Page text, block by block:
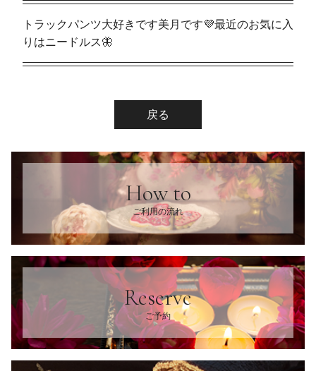
トラックパンツ大好きです美月です💜最近のお気に入
りはニードルス🦋
戻る
How to
ご利用の流れ
Reserve
ご予約